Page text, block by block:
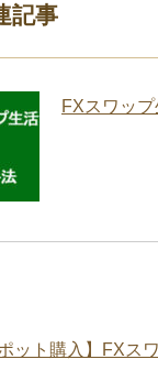
記事
FXスワップ
ポット購入】FXス